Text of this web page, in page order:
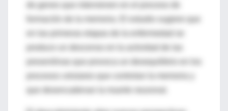
de genes que intervienen en el proceso de
formación de la memoria. El estudio sugiere que
en las primeras etapas de la enfermedad se
presenilinas que provoca un desequilibrio en los